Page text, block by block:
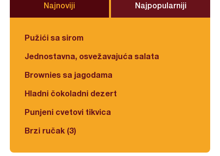
Najnoviji Najpopularniji
Pužići sa sirom
Jednostavna, osvežavajuća salata
Brownies sa jagodama
Hladni čokoladni dezert
Punjeni cvetovi tikvica
Brzi ručak (3)